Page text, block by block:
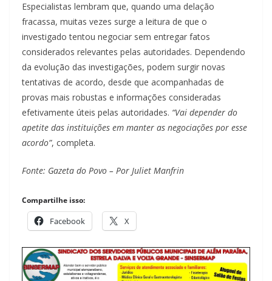
Especialistas lembram que, quando uma delação
fracassa, muitas vezes surge a leitura de que o
investigado tentou negociar sem entregar fatos
considerados relevantes pelas autoridades. Dependendo
da evolução das investigações, podem surgir novas
tentativas de acordo, desde que acompanhadas de
provas mais robustas e informações consideradas
efetivamente úteis pelas autoridades. “Vai depender do
apetite das instituições em manter as negociações por esse
acordo”, completa.
Fonte: Gazeta do Povo – Por Juliet Manfrin
Compartilhe isso:
Facebook X